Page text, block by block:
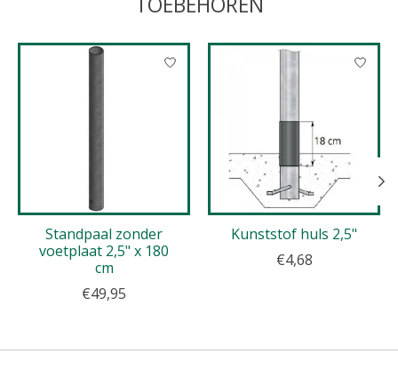
Items van productcarrousel
Standpaal zonder
voetplaat 2,5" x 180
cm
€49,95
Kunststof huls 2,5"
€4,68